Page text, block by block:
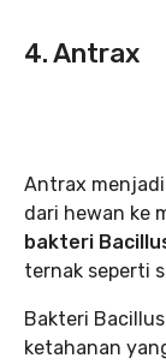
4. Antrax
Antrax
dari hewan ke
bakteri
ternak seperti
Bakteri
ketahanan